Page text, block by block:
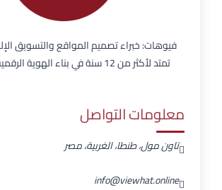
فيوهات: خبراء تصميم المواقع والتسويق
تمتد لأكثر من 12 سنة في بناء الهوية الرقمية للشركات.
معلومات التواصل
تاون مول، طنطا، الغربية، مصر
info@viewhat.online